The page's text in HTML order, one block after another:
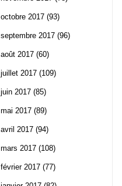
octobre 2017 (93)
septembre 2017 (96)
août 2017 (60)
juillet 2017 (109)
juin 2017 (85)
mai 2017 (89)
avril 2017 (94)
mars 2017 (108)
février 2017 (77)